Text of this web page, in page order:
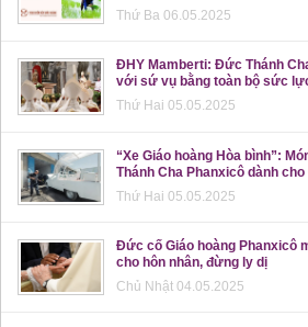
Thứ Ba 06.05.2025
ĐHY Mamberti: Đức Thánh
với sứ vụ bằng toàn bộ sức
Thứ Hai 05.05.2025
“Xe Giáo hoàng Hòa bình”:
Thánh Cha Phanxicô dành cho
Thứ Hai 05.05.2025
Đức cố Giáo hoàng Phanxicô
cho hôn nhân, đừng ly dị
Chủ Nhật 04.05.2025